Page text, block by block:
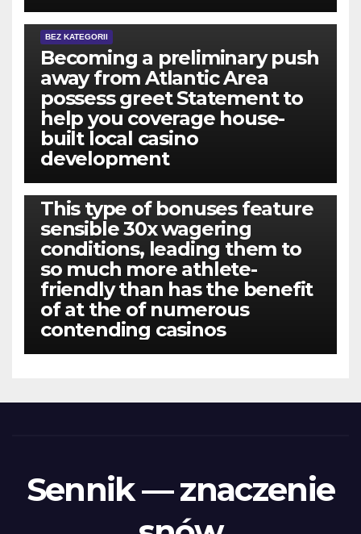
BEZ KATEGORII
Becoming a preliminary push
away from Atlantic Area
possess greet Statement to
help you coverage house-
built local casino
development
This type of bonuses feature
sensible 30x wagering
conditions, leading them to
so much more athlete-
friendly than has the benefit
of at the of numerous
contending casinos
Sennik — znaczenie